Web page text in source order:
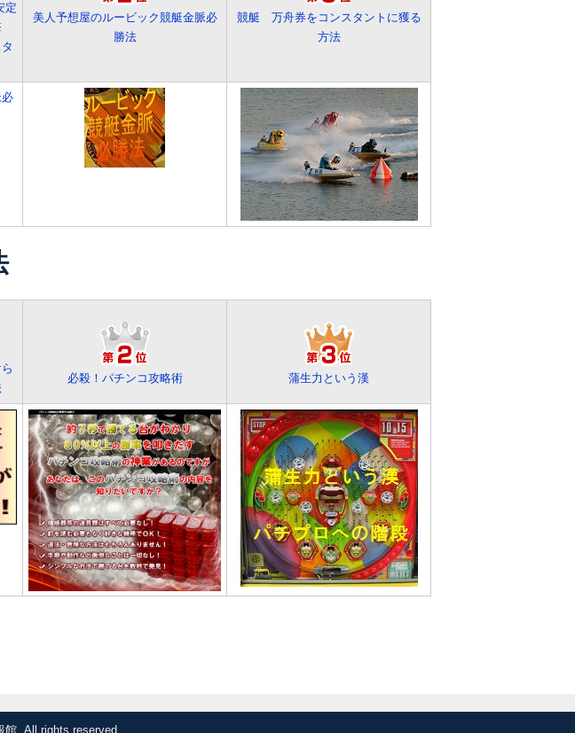
定
美人予想屋のルービック競艇金脈必
勝法
競艇 万舟券をコンスタントに獲る
方法
必殺！パチンコ攻略術 蒲生力という漢
. All rights reserved.